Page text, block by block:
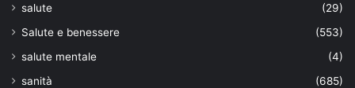
salute
(29)
Salute e benessere
(553)
salute mentale
(4)
sanità
(685)